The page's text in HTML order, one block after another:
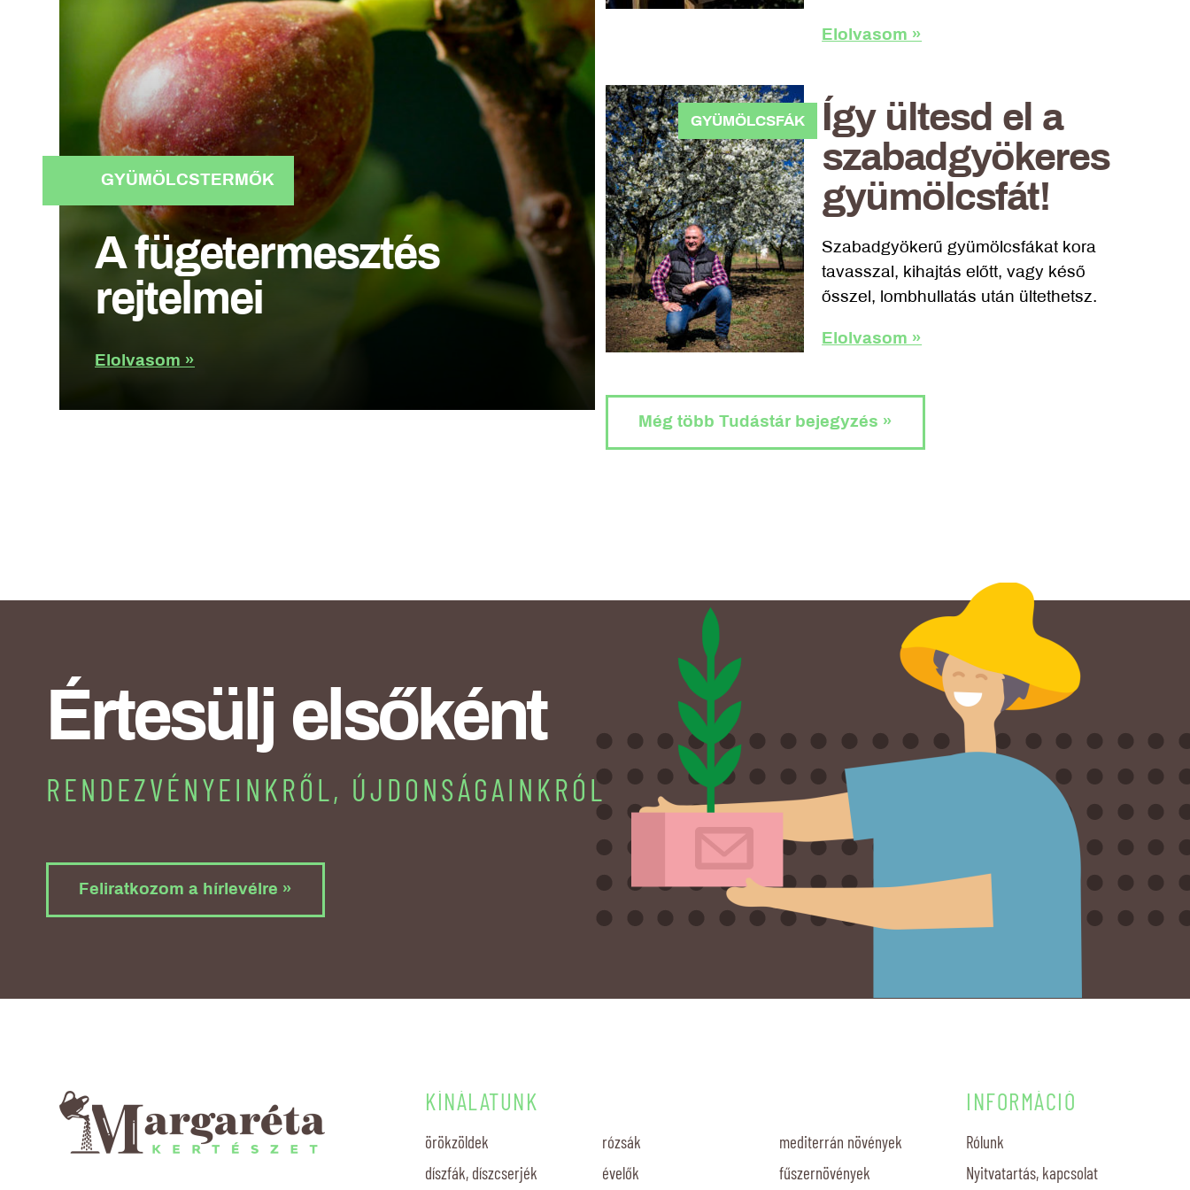
GYÜMÖLCSTERMŐK
A fügetermesztés
rejtelmei
Elolvasom »
Elolvasom »
GYÜMÖLCSFÁK
Így ültesd el a
szabadgyökeres
gyümölcsfát!
Szabadgyökerű gyümölcsfákat kora
tavasszal, kihajtás előtt, vagy késő
ősszel, lombhullatás után ültethetsz.
Elolvasom »
Még több Tudástár bejegyzés »
Értesülj elsőként
RENDEZVÉNYEINKRŐL, ÚJDONSÁGAINKRÓL
Feliratkozom a hírlevélre »
KÍNÁLATUNK
örökzöldek rózsák
mediterrán növények
díszfák, díszcserjék
évelők fűszernövények
INFORMÁCIÓ
Rólunk
Nyitvatartás, kapcsolat